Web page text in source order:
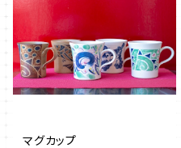
マグカップ